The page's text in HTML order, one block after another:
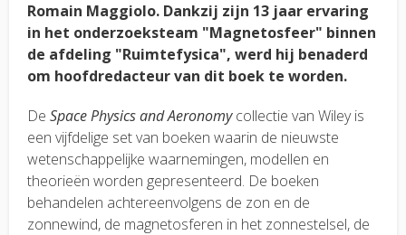
Romain Maggiolo. Dankzij zijn 13 jaar ervaring
in het onderzoeksteam "Magnetosfeer" binnen
de afdeling "Ruimtefysica", werd hij benaderd
om hoofdredacteur van dit boek te worden.
De Space Physics and Aeronomycollectie van Wiley is
een vijfdelige set van boeken waarin de nieuwste
wetenschappelijke waarnemingen, modellen en
theorieën worden gepresenteerd. De boeken
behandelen achtereenvolgens de zon en de
zonnewind, de magnetosferen in het zonnestelsel, de